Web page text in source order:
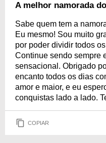
A melhor namorada
Sabe quem tem a
Eu mesmo! Sou muito
por poder dividir todos
Continue sendo sempre
sensacional. Obrigado
encanto todos os dias
amor e maior, e eu
conquistas lado a lado.
COPIAR